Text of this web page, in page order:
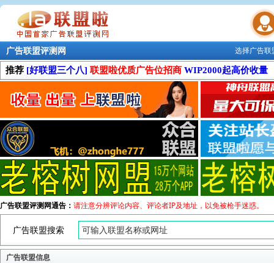
联盟学院
选择广告
广告联盟评测网
推荐 [好联盟三个八] 联盟啦优质广告位招商 WIP2000起高价收量
广告联盟评测网通告： 请注意分辨评论内容、评论者IP及地址，以免被枪手迷惑。
广告联盟搜索
广告联盟信息